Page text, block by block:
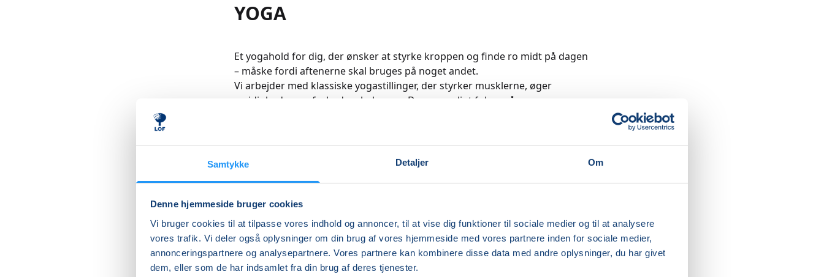
Samtykke Detaljer Om
Denne hjemmeside bruger cookies
Vi bruger cookies til at tilpasse vores indhold og annoncer, til at vise dig funktioner til sociale medier og til at analysere
vores trafik. Vi deler også oplysninger om din brug af vores hjemmeside med vores partnere inden for sociale medier,
annonceringspartnere og analysepartnere. Vores partnere kan kombinere disse data med andre oplysninger, du har givet
dem, eller som de har indsamlet fra din brug af deres tjenester.
YOGA
Et yogahold for dig, der ønsker at styrke kroppen og finde ro midt på dagen
– måske fordi aftenerne skal bruges på noget andet.
Vi arbejder med klassiske yogastillinger, der styrker musklerne, øger
smidigheden og forbedrer balancen. Der er særligt fokus på mave, ryg,
mærke forbedringer i både styrke, balance, koncentration og bevægelighed.
Hver undervisning afsluttes med en dejlig, guidet afspænding, så du går
Læs mere
Indlæser frie pladser...